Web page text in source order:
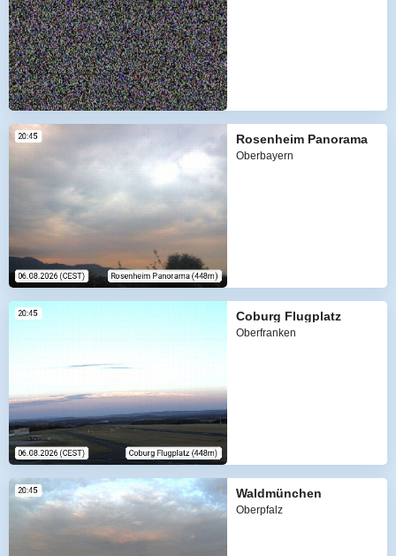
Rosenheim Panorama
Oberbayern
Coburg Flugplatz
Oberfranken
Waldmünchen
Oberpfalz